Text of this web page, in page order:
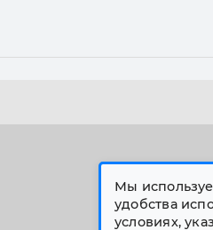
Мы
удобства
условиях,